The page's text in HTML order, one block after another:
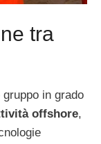
tra
gruppo in grado
offshore,